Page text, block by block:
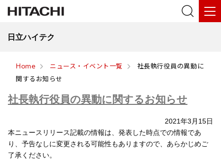
日立ハイテク
Home ニュース・イベント一覧
社長執行役員の異動に
関するお知らせ
社長執行役員の異動に関するお知らせ
2021年3月15日
本ニュースリリース記載の情報は、発表した時点での情報であ
り、予告なしに変更される可能性もありますので、あらかじめご
了承ください。